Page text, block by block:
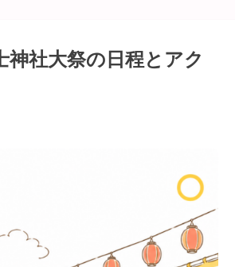
神社大祭の日程とアク